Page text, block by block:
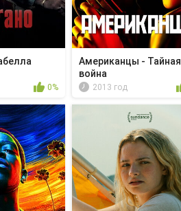
0%
Американцы - Тайная
война
2013 год